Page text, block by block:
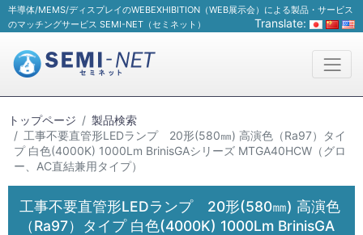
半導体/MEMS/ディスプレイのWEBEXHIBITION（WEB展示会）による製品・サービス
のマッチングサービス SEMI-NET（セミネット）
Translate:
トップページ
製品検索
工事不要直管形LEDランプ 20形(580㎜) 高演色（Ra97）タイ
プ 白色(4000K) 1000Lm BrinisGAシリーズ MTGA40HCW（グロ
ー、AC直結兼用タイプ）
工事不要直管形LEDランプ 20形(580㎜) 高演色
（Ra97）タイプ 白色(4000K) 1000Lm BrinisGA